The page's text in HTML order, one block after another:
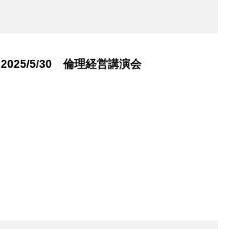
2025/5/30 倫理経営講演会